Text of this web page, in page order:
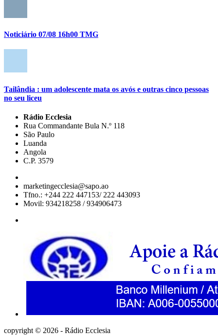
Noticiário 07/08 16h00 TMG
Tailândia : um adolescente mata os avós e outras cinco pessoas
no seu liceu
Rádio Ecclesia
Rua Commandante Bula N.º 118
São Paulo
Luanda
Angola
C.P. 3579
marketingecclesia@sapo.ao
Tfno.: +244 222 447153/ 222 443093
Movil: 934218258 / 934906473
copyright © 2026 - Rádio Ecclesia